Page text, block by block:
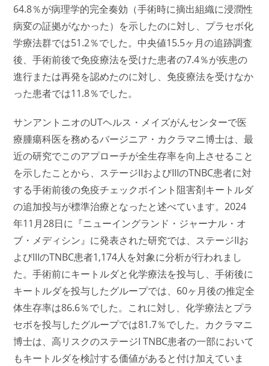
64.8％が病理学的完全奏効（手術時に摘出組織に浸潤性
病変の証拠がなかった）を示したのに対し、プラセボ化
学療法群では51.2％でした。中央値15.5ヶ月の追跡調査
後、手術前後で免疫療法を受けた患者の7.4％が疾患の
進行または再発を認めたのに対し、免疫療法を受けなか
った患者では11.8％でした。
サンアントニオのUTヘルス・メイズがんセンターで医
療腫瘍科医を務めるバージニア・カクラマニ博士は、最
近の研究でこのアプローチが全生存率を向上させること
を示したことから、ステージIIおよびIIIのTNBC患者に対
する手術前後の免疫チェックポイント阻害剤キートルダ
の追加投与が標準治療となったと述べています。2024
年11月28日に『ニューイングランド・ジャーナル・オ
ブ・メディシン』に発表された研究では、ステージIIお
よびIIIのTNBC患者1,174人を対象に分析が行われまし
た。手術前にキートルダと化学療法を投与し、手術後に
キートルダを投与したグループでは、60ヶ月後の推定全
体生存率は86.6％でした。これに対し、化学療法とプラ
セボを投与したグループでは81.7％でした。カクラマニ
博士は、高リスクのステージI TNBC患者の一部において
もキートルダを検討する価値があると付け加えていま